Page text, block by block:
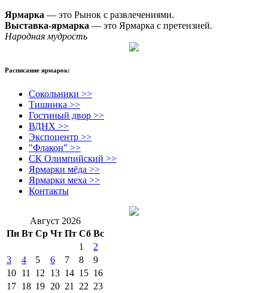
Ярмарка — это Рынок с развлечениями.
Выставка-ярмарка — это Ярмарка с претензией.
Народная мудрость
Расписание ярмарок:
Сокольники >>
Тишинка >>
Гостиный двор >>
ВДНХ >>
Экспоцентр >>
"Флакон" >>
СК Олимпийский >>
Ярмарки мёда >>
Ярмарки меха >>
Контакты
Август 2026
Пн Вт Ср Чт Пт Сб Вс
1
2
3
4 5 6 7 8
9
10 11 12 13 14 15 16
17 18 19 20 21 22 23